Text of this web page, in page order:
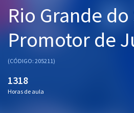
Graduação
OAB
Questões grátis
Rio Grande do
Promotor de
(CÓDIGO: 205211)
1318
Horas de aula